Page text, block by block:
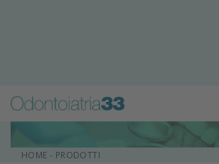
HOME - PRODOTTI